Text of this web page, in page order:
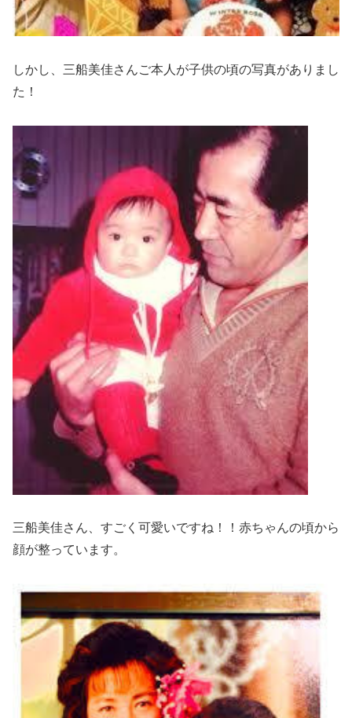
しかし、三船美佳さんご本人が子供の頃の写真がありまし
た！
三船美佳さん、すごく可愛いですね！！赤ちゃんの頃から
顔が整っています。